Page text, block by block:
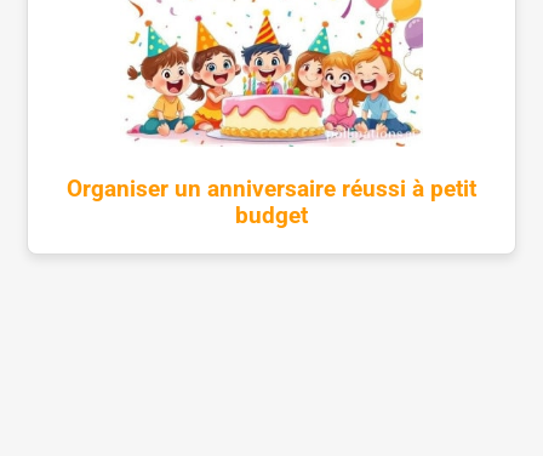
Organiser un anniversaire réussi à petit
budget